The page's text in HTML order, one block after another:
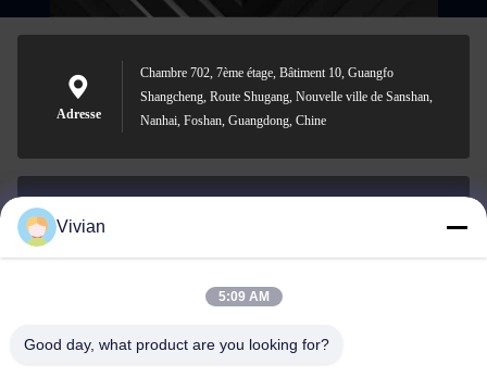
Adresse
Chambre 702, 7ème étage, Bâtiment 10, Guangfo
Shangcheng, Route Shugang, Nouvelle ville de Sanshan,
Nanhai, Foshan, Guangdong, Chine
0086-158-1879-0524
Vivian
5:09 AM
Good day, what product are you looking for?